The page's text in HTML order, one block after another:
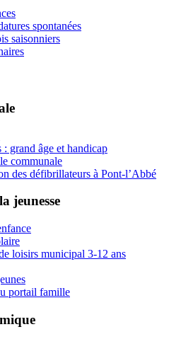
spontanées
saisonniers
: grand âge et handicap
communale
des défibrillateurs à Pont-l’Abbé
jeunesse
loisirs municipal 3-12 ans
portail famille